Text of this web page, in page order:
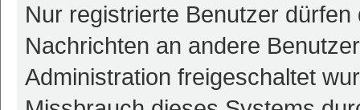
Nur registrierte Benutzer
Nachrichten an andere
Administration freigeschaltet